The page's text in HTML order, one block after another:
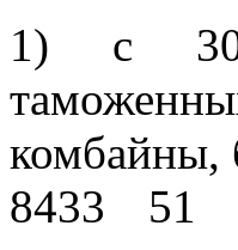
1) с
комбайны,
8433 51